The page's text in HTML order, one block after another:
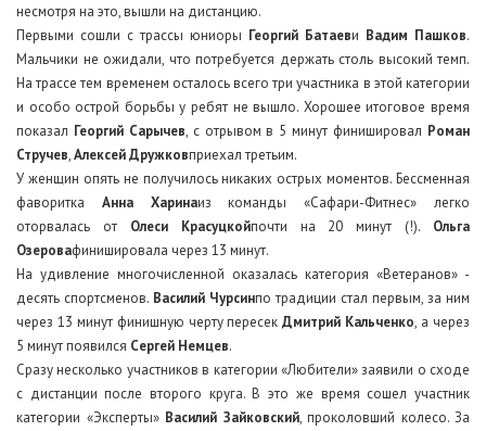
несмотря на это, вышли на дистанцию.
Первыми сошли с трассы юниоры Георгий Батаеви Вадим Пашков.
Мальчики не ожидали, что потребуется держать столь высокий темп.
На трассе тем временем осталось всего три участника в этой категории
и особо острой борьбы у ребят не вышло. Хорошее итоговое время
показал Георгий Сарычев, с отрывом в 5 минут финишировал Роман
Стручев,Алексей Дружковприехал третьим.
У женщин опять не получилось никаких острых моментов. Бессменная
фаворитка Анна Харинаиз команды «Сафари-Фитнес» легко
оторвалась от Олеси Красуцкойпочти на 20 минут (!). Ольга
Озеровафинишировала через 13 минут.
На удивление многочисленной оказалась категория «Ветеранов» -
десять спортсменов. Василий Чурсинпо традиции стал первым, за ним
через 13 минут финишную черту пересекДмитрий Кальченко, а через
5 минут появился Сергей Немцев.
Сразу несколько участников в категории «Любители» заявили о сходе
с дистанции после второго круга. В это же время сошел участник
категории «Эксперты» Василий Зайковский, проколовший колесо. За